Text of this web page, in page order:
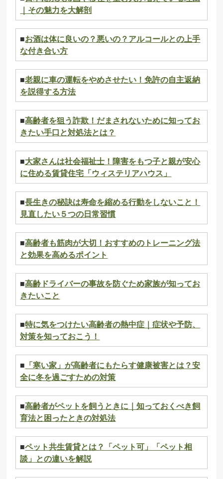
｜その魅力を大解剖
■お酒は体に良いの？悪いの？アルコールとの上手
な付き合い方
■老親に車の運転をやめさせたい！免許の自主返納
を説得する方法
■高齢者を狙う詐欺！だまされないために知ってお
きたい手口と対処法とは？
■大家さんは社会福祉士！障害をもつ子と親が安心
に住める賃貸住宅「ウィステリアハウス」
■長生きの秘訣は寿命を縮める行動をしないこと！
見直したい５つの日常習慣
■高齢者も筋肉が大切！おすすめのトレーニング法
と効果を高めるポイント
■高齢ドライバーの事故を防ぐため家族が知ってお
きたいこと
■特に気をつけたい高齢者の熱中症｜症状や予防、
対策を知っておこう！
■ 「寒い家」が高齢者にもたらす健康被害とは？安
全に冬を過ごすための対策
■高齢者がペットを飼うときに｜知っておくべき飼
育法と困ったときの対処法
■ペット共生賃貸とは？「ペット可」「ペット相
談」との違いを解説